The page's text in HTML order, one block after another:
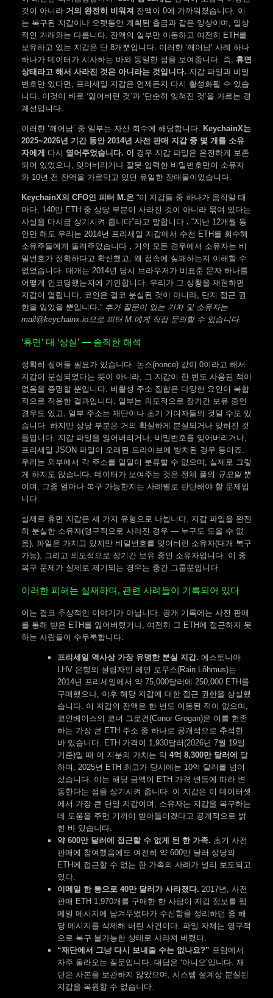
것이 아니라 거의 완전히 비워져 잔액이 0에 가까워졌습니다. 이
는 복구된 지갑이나 오랫동안 계획된 출금과 같은 양상이며, 일상
적인 거래와는 다릅니다. 잔액의 일부만 이동하고 여전히 ETH를
보유하고 있는 지갑은 단 8개뿐입니다. 이러한 ‘깨어남’ 사례 하나
하나가 데이터가 시사하는 바와 동일한 점을 보여줍니다. 즉, 휴면
상태라고 해서 사라진 것은 아니라는 것입니다. 지갑 파일과 비밀
번호만 있다면, 프리세일 지갑은 언제든지 다시 활성화될 수 있습
니다. 이것이 바로 ‘잃어버린 것’과 ‘단순히 잊혀진 것’을 가르는 경
계선입니다.
이러한 ‘깨어남’ 중 일부는 자산 회수에 해당합니다. KeychainX는
2025~2026년 기간 동안 2014년 사전 판매 지갑 중 몇 개를 소유
자에게 다시 열어주었습니다. 이 경우 지갑 파일은 온전하게 보존
되어 있었으나, 잊어버리거나 잘못 입력한 비밀번호만이 소유자
와 10년 전 잔액을 가로막고 있던 유일한 장애물이었습니다.
KeychainX의 CFO인 피터 M.은 “이 지갑들 중 하나가 움직일 때
마다, 140만 ETH 중 상당 부분이 사라진 것이 아니라 묶여 있다는
사실을 다시금 상기시켜 줍니다”라고 말합니다 . “지난 12개월 동
안만 해도 우리는 2014년 프리세일 지갑에서 수천 ETH를 회수해
소유주들에게 돌려주었습니다 . 거의 모든 경우에서 소유자는 비
밀번호가 정확하다고 확신했고, 왜 접속에 실패하는지 이해할 수
없었습니다. 대개는 2014년 당시 브라우저가 비표준 문자 하나를
어떻게 인코딩했는지에 기인합니다. 우리가 그 상황을 재현하면
지갑이 열립니다. 코인은 결코 분실된 것이 아니라, 단지 접근 권
한을 잃었을 뿐입니다.” 추가 질문이 있는 기자 및 소유자는
mail@keychainx.io으로 피터 M.에게 직접 문의할 수 있습니다.
‘휴면’ 대 ‘상실’ — 솔직한 해석
정확히 짚어둘 필요가 있습니다. 논스(nonce) 값이 0이라고 해서
지갑이 분실되었다는 뜻이 아니라, 그 지갑이 한 번도 사용된 적이
없음을 증명할 뿐입니다. 비활성 주소 집합은 다양한 요인이 복합
적으로 작용한 결과입니다. 일부는 의도적으로 장기간 보유 중인
경우도 있고, 일부 주소는 재단이나 초기 기여자들의 것일 수도 있
습니다. 하지만 상당 부분은 거의 확실하게 분실되거나 잊혀진 것
들입니다. 지갑 파일을 잃어버리거나, 비밀번호를 잊어버리거나,
프리세일 JSON 파일이 오래된 드라이브에 방치된 경우 등이죠.
우리는 외부에서 각 주소를 일일이 분류할 수 없으며, 실제로 그렇
게 하지도 않습니다. 데이터가 보여주는 것은 전체 풀의 규모일뿐
이며, 그중 얼마나 복구 가능한지는 사례별로 판단해야 할 문제입
니다.
실제로 휴면 지갑은 세 가지 유형으로 나뉩니다. 지갑 파일을 완전
히 분실한 소유자(영구적으로 사라진 경우 — 누구도 도울 수 없
음), 파일은 가지고 있지만 비밀번호를 잊어버린 소유자(대개 복구
가능), 그리고 의도적으로 장기간 보유 중인 소유자입니다. 이 중
복구 문제가 실제로 제기되는 경우는 중간 그룹뿐입니다.
이러한 피해는 실재하며, 관련 사례들이 기록되어 있다
이는 결코 추상적인 이야기가 아닙니다. 공개 기록에는 사전 판매
를 통해 받은 ETH를 잃어버렸거나, 여전히 그 ETH에 접근하지 못
하는 사람들이 수두룩합니다:
프리세일 역사상 가장 유명한 분실 지갑. 에스토니아
LHV 은행의 설립자인 레인 로무스(Rain Lõhmus)는
2014년 프리세일에서 약 75,000달러에 250,000 ETH를
구매했으나, 이후 해당 지갑에 대한 접근 권한을 상실했
습니다. 이 지갑의 잔액은 한 번도 이동된 적이 없으며,
코인베이스의 코너 그로건(Conor Grogan)은 이를 현존
하는 가장 큰 ETH 주소 중 하나로 공개적으로 추적한
바 있습니다. ETH 가격이 1,930달러(2026년 7월 19일
기준)일 때 이 지분의 가치는 약 4억 8,300만 달러에 달
하며, 2025년 ETH 최고가 당시에는 10억 달러를 넘어
섰습니다. 이는 해당 금액이 ETH 가격 변동에 따라 변
동한다는 점을 상기시켜 줍니다. 이 지갑은 이 데이터셋
에서 가장 큰 단일 지갑이며, 소유자는 지갑을 복구하는
데 도움을 주면 기꺼이 받아들이겠다고 공개적으로 밝
힌 바 있습니다.
약 600만 달러에 접근할 수 없게 된 한 가족. 초기 사전
판매에 참여했음에도 여전히 약 600만 달러 상당의
ETH에 접근할 수 없는 한 가족의 사례가 널리 보도되고
있다.
이메일 한 통으로 40만 달러가 사라졌다. 2017년, 사전
판매 ETH 1,970개를 구매한 한 사람이 지갑 정보를 웹
메일 메시지에 남겨두었다가 수신함을 정리하던 중 해
당 메시지를 삭제해 버린 사건이다. 파일 자체는 영구적
으로 복구 불가능한 상태로 사라져 버렸다.
“재단에서 그냥 다시 보내줄 수는 없나요?” 포럼에서
자주 올라오는 질문입니다. 대답은 ‘아니오’입니다. 재
단은 사본을 보관하지 않았으며, 시스템 설계상 분실된
지갑을 복원할 수 없습니다.